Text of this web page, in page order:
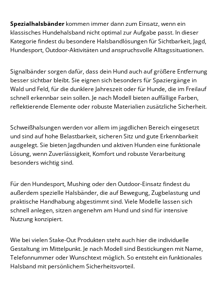
Spezialhalsbänderkommen immer dann zum Einsatz, wenn ein
klassisches Hundehalsband nicht optimal zur Aufgabe passt. In dieser
Kategorie findest du besondere Halsbandlösungen für Sichtbarkeit, Jagd,
Hundesport, Outdoor-Aktivitäten und anspruchsvolle Alltagssituationen.
Signalbänder sorgen dafür, dass dein Hund auch auf größere Entfernung
besser sichtbar bleibt. Sie eignen sich besonders für Spaziergänge in
Wald und Feld, für die dunklere Jahreszeit oder für Hunde, die im Freilauf
schnell erkennbar sein sollen. Je nach Modell bieten auffällige Farben,
reflektierende Elemente oder robuste Materialien zusätzliche Sicherheit.
Schweißhalsungen werden vor allem im jagdlichen Bereich eingesetzt
und sind auf hohe Belastbarkeit, sicheren Sitz und gute Erkennbarkeit
ausgelegt. Sie bieten Jagdhunden und aktiven Hunden eine funktionale
Lösung, wenn Zuverlässigkeit, Komfort und robuste Verarbeitung
besonders wichtig sind.
Für den Hundesport, Mushing oder den Outdoor-Einsatz findest du
außerdem spezielle Halsbänder, die auf Bewegung, Zugbelastung und
praktische Handhabung abgestimmt sind. Viele Modelle lassen sich
schnell anlegen, sitzen angenehm am Hund und sind für intensive
Nutzung konzipiert.
Wie bei vielen Stake-Out Produkten steht auch hier die individuelle
Gestaltung im Mittelpunkt. Je nach Modell sind Bestickungen mit Name,
Telefonnummer oder Wunschtext möglich. So entsteht ein funktionales
Halsband mit persönlichem Sicherheitsvorteil.